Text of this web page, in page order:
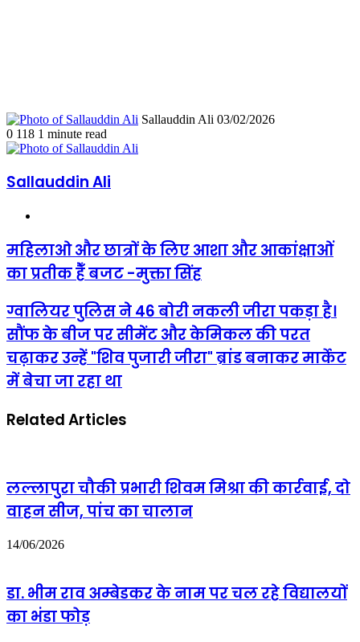
Sallauddin Ali Send
03/02/2026
0 118 1 minute read
Sallauddin Ali
महिलाओ
और
छात्रों
लिए
आशा
और
आकांक्षाओं
का
प्रतीक
हैँ
-मुक्ता
महिलाओ और छात्रों के लिए आशा और आकांक्षाओं
का प्रतीक हैँ बजट -मुक्ता सिंह
ग्वालियर
पुलिस
ने
46
बोरी
नकली
है।
पर
सीमेंट
और
केमिकल
की
परत
"शिव
पुजारी
जीरा"
ग्वालियर पुलिस ने 46 बोरी नकली जीरा पकड़ा है।
सौंफ के बीज पर सीमेंट और केमिकल की परत
चढ़ाकर उन्हें "शिव पुजारी जीरा" ब्रांड बनाकर मार्केट
में बेचा जा रहा था
Related Articles
लल्लापुरा चौकी प्रभारी शिवम मिश्रा की कार्रवाई, दो
वाहन सीज, पांच का चालान
14/06/2026
डा. भीम राव अम्बेडकर के नाम पर चल रहे विद्यालयों
का भंडा फोड़